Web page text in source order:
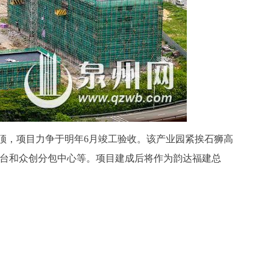
项目力争于明年6月竣工验收。该产业园紧挨石狮高
和众创分包中心等。项目建成后将作为韵达福建总